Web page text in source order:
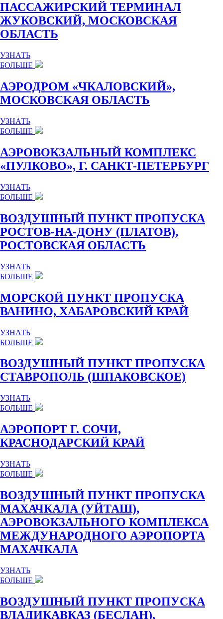
ПАССАЖИРСКИЙ ТЕРМИНАЛ
ЖУКОВСКИЙ, МОСКОВСКАЯ
ОБЛАСТЬ
УЗНАТЬ
БОЛЬШЕ
АЭРОДРОМ «ЧКАЛОВСКИЙ»,
МОСКОВСКАЯ ОБЛАСТЬ
УЗНАТЬ
БОЛЬШЕ
АЭРОВОКЗАЛЬНЫЙ КОМПЛЕКС
«ПУЛКОВО», Г. САНКТ-ПЕТЕРБУРГ
УЗНАТЬ
БОЛЬШЕ
ВОЗДУШНЫЙ ПУНКТ ПРОПУСКА
РОСТОВ-НА-ДОНУ (ПЛАТОВ),
РОСТОВСКАЯ ОБЛАСТЬ
УЗНАТЬ
БОЛЬШЕ
МОРСКОЙ ПУНКТ ПРОПУСКА
ВАНИНО, ХАБАРОВСКИЙ КРАЙ
УЗНАТЬ
БОЛЬШЕ
ВОЗДУШНЫЙ ПУНКТ ПРОПУСКА
СТАВРОПОЛЬ (ШПАКОВСКОЕ)
УЗНАТЬ
БОЛЬШЕ
АЭРОПОРТ Г. СОЧИ,
КРАСНОДАРСКИЙ КРАЙ
УЗНАТЬ
БОЛЬШЕ
ВОЗДУШНЫЙ ПУНКТ ПРОПУСКА
МАХАЧКАЛА (УЙТАШ),
АЭРОВОКЗАЛЬНОГО КОМПЛЕКСА
МЕЖДУНАРОДНОГО АЭРОПОРТА
МАХАЧКАЛА
УЗНАТЬ
БОЛЬШЕ
ВОЗДУШНЫЙ ПУНКТ ПРОПУСКА
ВЛАДИКАВКАЗ (БЕСЛАН),